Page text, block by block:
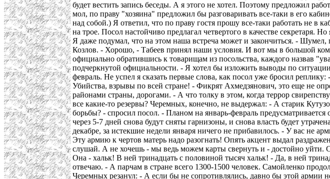
будет вестить запись беседы. А я этого не хотел. Поэтому предложил
мол, по праву "хозяина" предложил бы разговаривать все-таки в его
над собой.) Я ответил, что по праву гостя прошу все-таки работать не в
на трое. Посол настойчиво предлагал четвертого в качестве
Я даже подумал, что на этом наша встреча может и закончиться. -
Козлов. - Хорошо, - Табеев принял наши условия. И вот мы в большой
официально обратившись к товарищам из посольства, каждого назвав
подчеркнутой официальности. - Я хотел бы изложить выводы по
февраль. Не успел я сказать первые слова, как посол уже бросил
Убийства, взрывы по всей стране! - Фикрят Ахмедзянович, это еще не
районами страны, дорогами. - А что толку в этом, когда террор
все какие-то резервы? Черемных, конечно, не выдержал: - А старик
борьбы? - спросил посол. - Планом на январь-февраль
через 5-7 дней снова будут сняты гарнизоны, и снова власть будет
декабре, за истекшие недели января ничего не прибавилось. - У вас
Эту армию к чертов матерь надо разогнать! Опять акцент выдал
слушай. А не хочешь - мы ведь можем карты свернуть и - достойно уйти.
Она - хальк! В ней тринадцать с половиной тысяч хальк! - Да, в ней
отвечаю. - А парчам в стране всего 1300-1500 человек. Самойленко
Черемных резанул: - А если бы не сопротивлялись, давно бы этой армии